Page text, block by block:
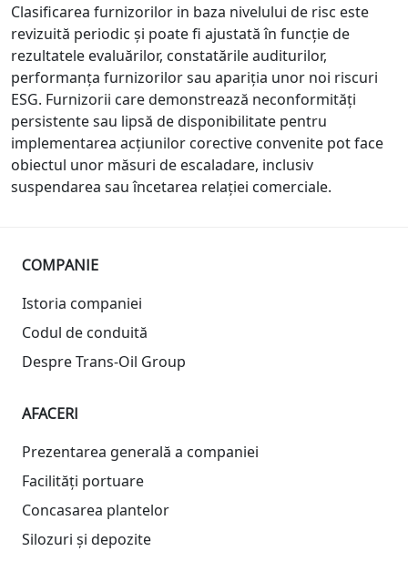
Clasificarea furnizorilor in baza nivelului de risc este
revizuită periodic și poate fi ajustată în funcție de
rezultatele evaluărilor, constatările auditurilor,
performanța furnizorilor sau apariția unor noi riscuri
ESG. Furnizorii care demonstrează neconformități
persistente sau lipsă de disponibilitate pentru
implementarea acțiunilor corective convenite pot face
obiectul unor măsuri de escaladare, inclusiv
suspendarea sau încetarea relației comerciale.
COMPANIE
Istoria companiei
Codul de conduită
Despre Trans-Oil Group
AFACERI
Prezentarea generală a companiei
Facilități portuare
Concasarea plantelor
Silozuri și depozite